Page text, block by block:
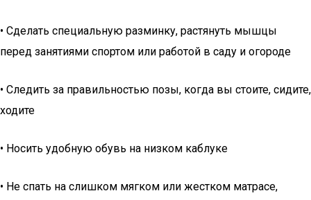
• Сделать специальную разминку, растянуть мышцы
перед занятиями спортом или работой в саду и огороде
• Следить за правильностью позы, когда вы стоите, сидите,
ходите
• Носить удобную обувь на низком каблуке
• Не спать на слишком мягком или жестком матрасе,